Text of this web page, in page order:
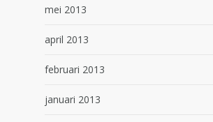
mei 2013
april 2013
februari 2013
januari 2013